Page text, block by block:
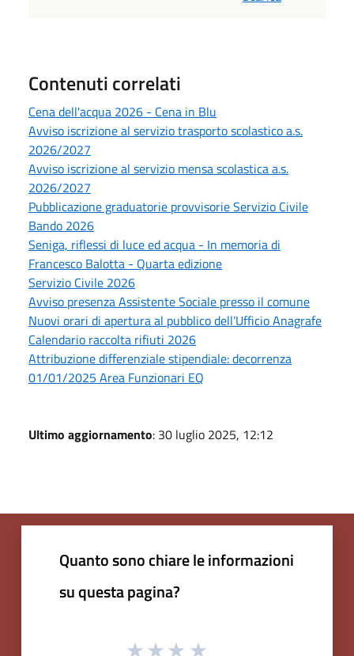
Contenuti correlati
Cena dell'acqua 2026 - Cena in Blu
Avviso iscrizione al servizio trasporto scolastico a.s.
2026/2027
Avviso iscrizione al servizio mensa scolastica a.s.
2026/2027
Pubblicazione graduatorie provvisorie Servizio Civile
Bando 2026
Seniga, riflessi di luce ed acqua - In memoria di
Francesco Balotta - Quarta edizione
Servizio Civile 2026
Avviso presenza Assistente Sociale presso il comune
Nuovi orari di apertura al pubblico dell’Ufficio Anagrafe
Calendario raccolta rifiuti 2026
Attribuzione differenziale stipendiale: decorrenza
01/01/2025 Area Funzionari EQ
Ultimo aggiornamento: 30 luglio 2025, 12:12
Quanto sono chiare le informazioni
su questa pagina?